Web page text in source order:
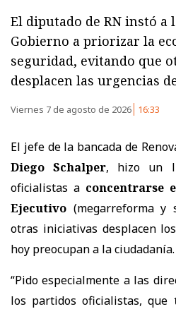
El diputado de RN instó a
Gobierno a priorizar la
seguridad, evitando que
desplacen las urgencias
Viernes 7 de agosto de 2026 16:33
El jefe de la bancada de
Diego Schalper, hizo un
oficialistas aconcentrarse
Ejecutivo (megarreforma y
otras iniciativas desplacen
hoy preocupan a la ciudadanía.
“Pido especialmente a las
los partidos oficialistas, que